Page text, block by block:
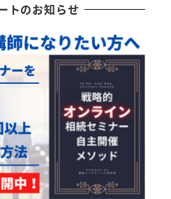
トのお知らせ